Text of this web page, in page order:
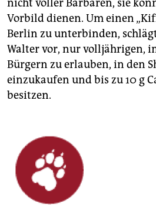
nicht voller Barbaren, sie
Vorbild dienen. Um einen
Berlin zu unterbinden,
Walter vor, nur volljährigen,
Bürgern zu erlauben, in den
einzukaufen und bis zu 10 g
besitzen.